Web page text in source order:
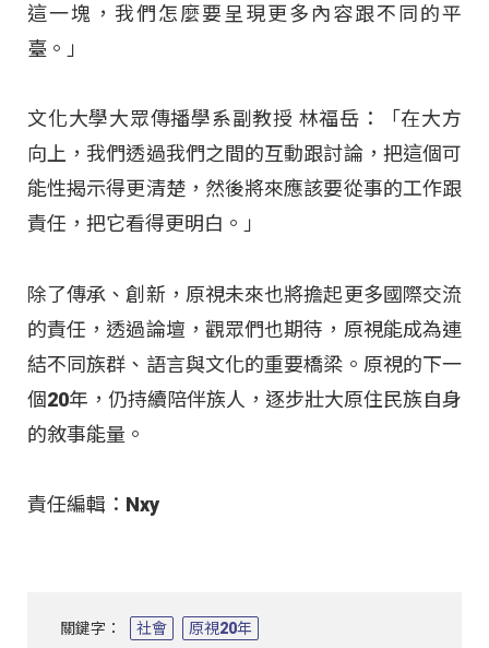
這一塊，我們怎麼要呈現更多內容跟不同的平
臺。」
文化大學大眾傳播學系副教授 林福岳：「在大方
向上，我們透過我們之間的互動跟討論，把這個可
能性揭示得更清楚，然後將來應該要從事的工作跟
責任，把它看得更明白。」
除了傳承、創新，原視未來也將擔起更多國際交流
的責任，透過論壇，觀眾們也期待，原視能成為連
結不同族群、語言與文化的重要橋梁。原視的下一
個20年，仍持續陪伴族人，逐步壯大原住民族自身
的敘事能量。
責任編輯：Nxy
關鍵字： 社會 原視20年